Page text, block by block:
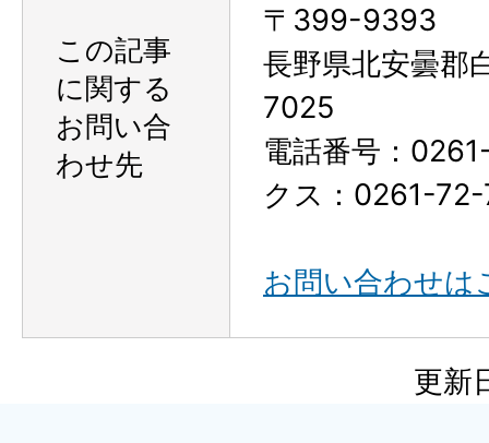
この記事
に関する
お問い合
わせ先
〒399-9393
長野県北安曇郡
7025
電話番号：
クス：0261-
お問い合わせは
更新